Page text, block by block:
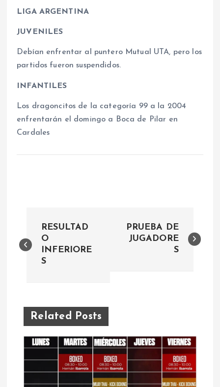
LIGA ARGENTINA
JUVENILES
Debían enfrentar al puntero Mutual UTA, pero los
partidos fueron suspendidos.
INFANTILES
Los dragoncitos de la categoría 99 a la 2004
enfrentarán el domingo a Boca de Pilar en
Cardales
a
a
c
RESULTAD
O
INFERIORE
S
PRUEBA DE
JUGADORE
S
Related Posts